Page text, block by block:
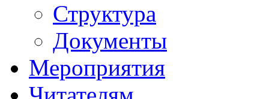
Структура
Документы
Мероприятия